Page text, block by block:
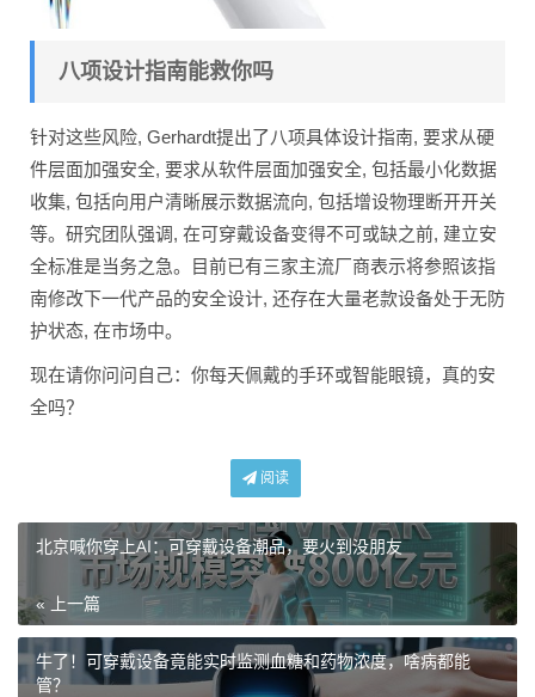
八项设计指南能救你吗
针对这些风险, Gerhardt提出了八项具体设计指南, 要求从硬
件层面加强安全, 要求从软件层面加强安全, 包括最小化数据
收集, 包括向用户清晰展示数据流向, 包括增设物理断开开关
等。研究团队强调, 在可穿戴设备变得不可或缺之前, 建立安
全标准是当务之急。目前已有三家主流厂商表示将参照该指
南修改下一代产品的安全设计, 还存在大量老款设备处于无防
护状态, 在市场中。
现在请你问问自己：你每天佩戴的手环或智能眼镜，真的安
全吗？
阅读
北京喊你穿上AI：可穿戴设备潮品，要火到没朋友
« 上一篇
牛了！可穿戴设备竟能实时监测血糖和药物浓度，啥病都能
管？